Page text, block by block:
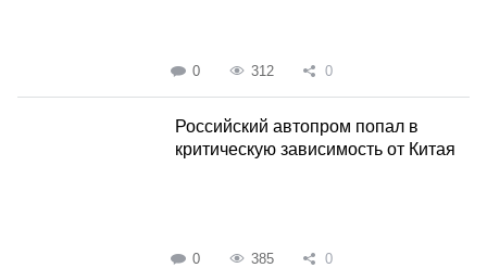
0 312 0
Российский автопром попал в
критическую зависимость от Китая
0 385 0